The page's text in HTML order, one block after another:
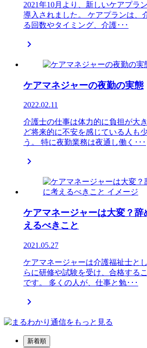
2021年10月より、新しいケアプラ
導入されました。 ケアプランは、
る回数やタイミング、介護･･･

ケアマネジャーの夜勤の実態
2022.02.11
介護士の仕事は体力的に負担が大
ど将来的に不安を感じている人も
う。 特に夜勤業務は夜通し働く･･･

ケアマネージャーは大変？辞
えるべきこと
2021.05.27
ケアマネージャーは介護福祉士と
らに研修や試験を受け、合格する
です。 多くの人が、仕事と勉･･･

新着順